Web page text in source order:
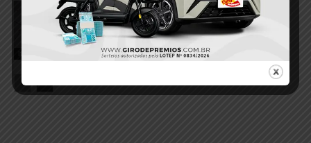
VÍDEO; Jovem de 20 anos denuncia
tentativa de estupro dentro de casa em
comunidade rural de Itaituba
8 de agosto de 2026